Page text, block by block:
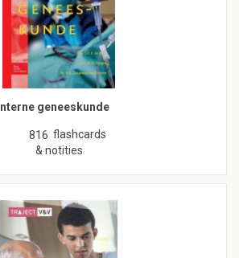
Interne geneeskunde
816 flashcards
& notities